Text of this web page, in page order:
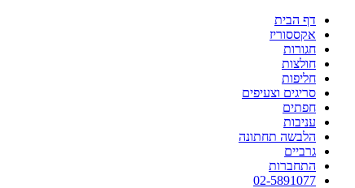
דף הבית
אקססוריז
חגורות
חולצות
חליפות
סריגים וצעיפים
חפתים
עניבות
הלבשה תחתונה
גרביים
התחברות
02-5891077